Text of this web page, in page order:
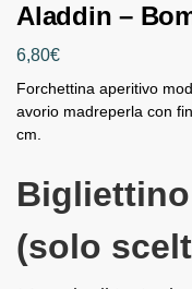
Aladdin –
6,80€
Forchettina aperitivo
avorio madreperla con
cm.
(solo